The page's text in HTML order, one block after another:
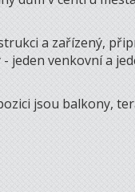
a zařízený,
jeden venkovní a
jsou balkony,